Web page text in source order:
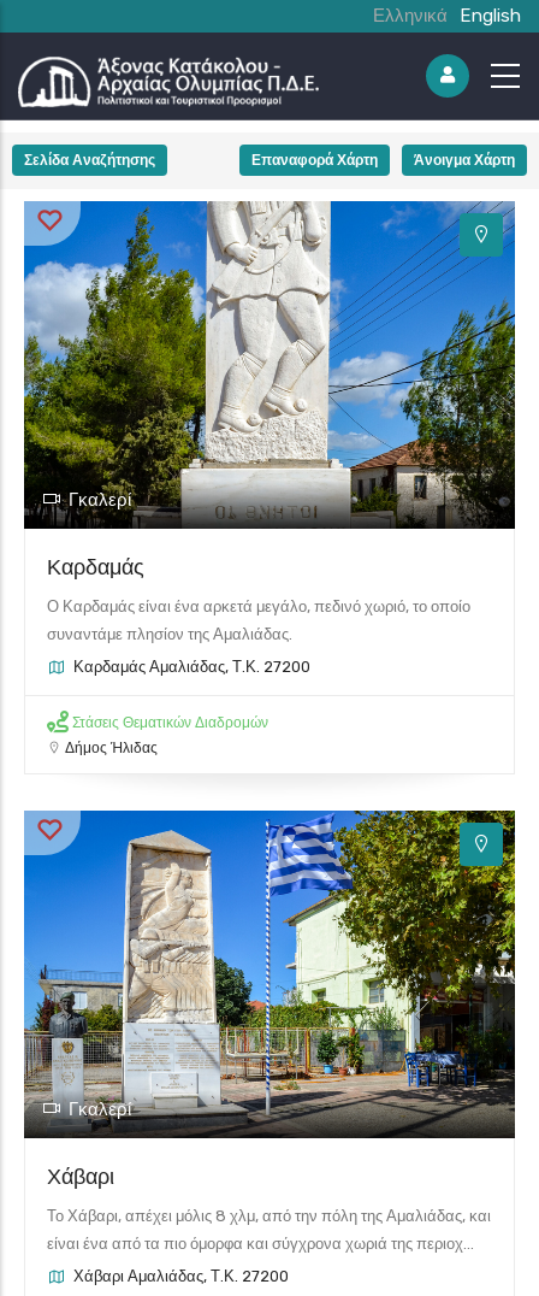
Ελληνικά English
Σελίδα Αναζήτησης Επαναφορά Χάρτη Άνοιγμα Χάρτη
Γκαλερί
Καρδαμάς
Ο Καρδαμάς είναι ένα αρκετά μεγάλο, πεδινό χωριό, το οποίο
συναντάμε πλησίον της Αμαλιάδας.
Καρδαμάς Αμαλιάδας, Τ.Κ. 27200
Στάσεις Θεματικών Διαδρομών
Δήμος Ήλιδας
Γκαλερί
Χάβαρι
Το Χάβαρι, απέχει μόλις 8 χλμ, από την πόλη της Αμαλιάδας, και
είναι ένα από τα πιο όμορφα και σύγχρονα χωριά της περιοχ...
Χάβαρι Αμαλιάδας, Τ.Κ. 27200
+